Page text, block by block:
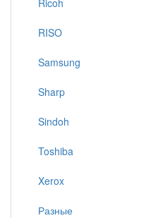
Ricoh
RISO
Samsung
Sharp
Sindoh
Toshiba
Xerox
Разные